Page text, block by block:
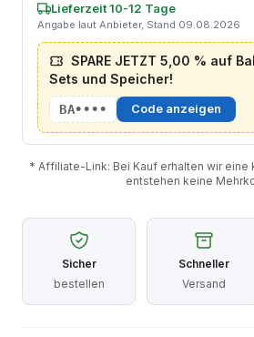
Lieferzeit 10-12 Tage
Angabe laut Anbieter, Stand 09.08.2026
SPARE JETZT 5,00 % auf
Sets und Speicher!
BA•••• Code anzeigen
* Affiliate-Link: Bei Kauf erhalten wir eine
entstehen keine
Sicher
bestellen
Schneller
Versand